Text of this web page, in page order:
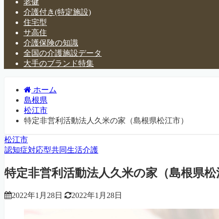
老健
介護付き(特定施設)
住宅型
サ高住
介護保険の知識
全国の介護施設データ
大手のブランド特集
ホーム
島根県
松江市
特定非営利活動法人久米の家（島根県松江市）
松江市
認知症対応型共同生活介護
特定非営利活動法人久米の家（島根県松
2022年1月28日 2022年1月28日